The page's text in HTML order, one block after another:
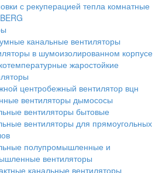
с рекуперацией тепла комнатные
канальные вентиляторы
в шумоизолированном корпусе
жаростойкие
центробежный вентилятор вцн
вентиляторы дымососы
вентиляторы бытовые
вентиляторы для прямоугольных
полупромышленные и
вентиляторы
канальные вентиляторы